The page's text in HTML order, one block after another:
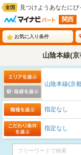
見つけようあなたにぴ
関西
お気に入り条件
山陰本線(
山陰本線(京
指定なし
指定なし